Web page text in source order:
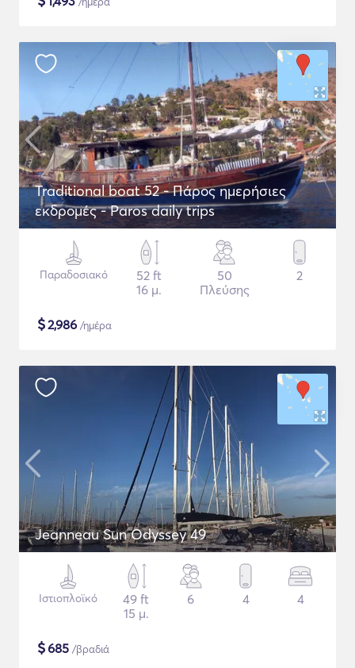
Traditional boat 52 - Πάρος ημερήσιες
εκδρομές - Paros daily trips
Παραδοσιακό
52 ft
16 μ.
50
Πλεύσης
2
$2,986 /ημέρα
Jeanneau Sun Odyssey 49
Ιστιοπλοϊκό
49 ft
15 μ.
6 4 4
$685 /βραδιά